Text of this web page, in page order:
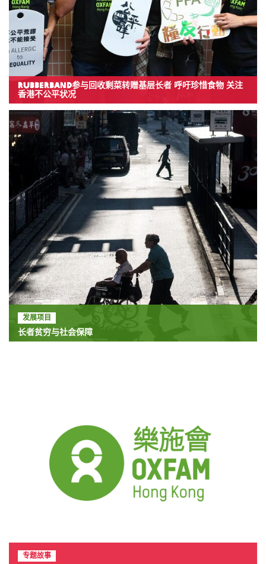
RubberBand参与回收剩菜转赠基层长者 呼吁珍惜食物 关注
香港不公平状况
发展项目
长者贫穷与社会保障
专题故事